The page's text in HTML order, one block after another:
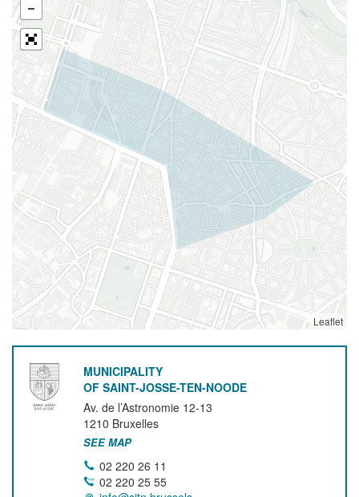
Leaflet
MUNICIPALITY
OF SAINT-JOSSE-TEN-NOODE
Av. de l’Astronomie 12-13
1210 Bruxelles
SEE MAP
02 220 26 11
02 220 25 55